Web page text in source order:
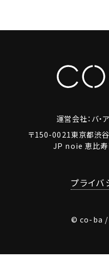
運営会社：バ・
〒150-0021東京都渋
JP noie 恵比
プライバ
© co-ba /